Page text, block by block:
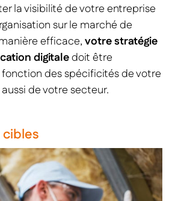
la visibilité de votre entreprise
sur le marché de
efficace,votre stratégie
digitaledoit être
des spécificités de votre
de votre secteur.
cibles